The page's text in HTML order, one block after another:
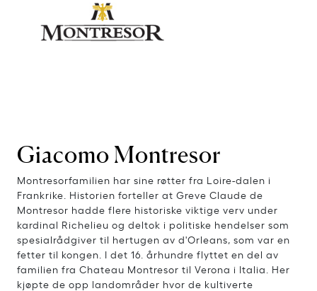
Giacomo Montresor
Montresorfamilien har sine røtter fra Loire-dalen i
Frankrike. Historien forteller at Greve Claude de
Montresor hadde flere historiske viktige verv under
kardinal Richelieu og deltok i politiske hendelser som
spesialrådgiver til hertugen av d'Orleans, som var en
fetter til kongen. I det 16. århundre flyttet en del av
familien fra Chateau Montresor til Verona i Italia. Her
kjøpte de opp landområder hvor de kultiverte